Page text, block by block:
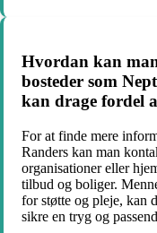
Hvordan kan
bosteder som
kan drage fordel
For at finde mere
Randers kan man
organisationer eller
tilbud og boliger.
for støtte og pleje, kan
sikre en tryg og